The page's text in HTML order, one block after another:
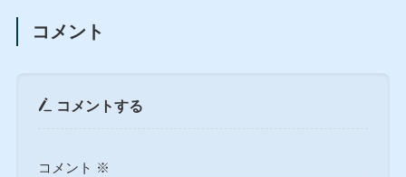
コメント
コメントする
コメント ※